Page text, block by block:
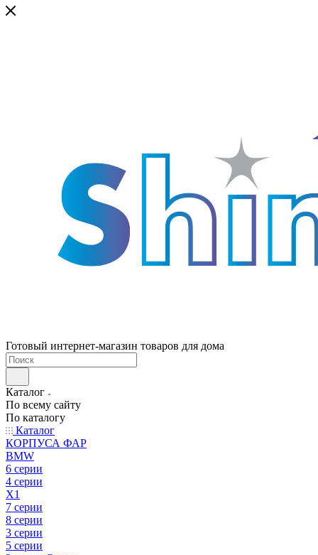
Готовый интернет-магазин товаров для дома
Каталог
По всему сайту
По каталогу
Каталог
КОРПУСА ФАР
BMW
6 серии
4 серии
X1
7 серии
8 серии
3 серии
5 серии